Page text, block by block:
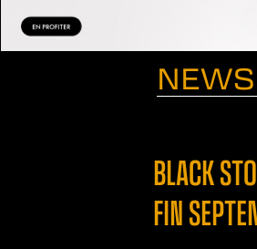
NEWS
BLACK
FIN